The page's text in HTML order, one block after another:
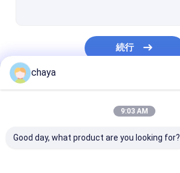
続行
chaya
9:03 AM
Good day, what product are you looking for?